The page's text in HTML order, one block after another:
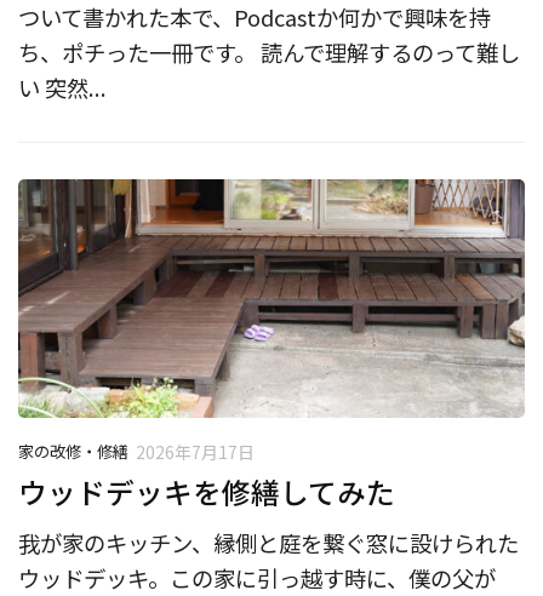
ついて書かれた本で、Podcastか何かで興味を持
ち、ポチった一冊です。 読んで理解するのって難し
い 突然...
家の改修・修繕 2026年7月17日
ウッドデッキを修繕してみた
我が家のキッチン、縁側と庭を繋ぐ窓に設けられた
ウッドデッキ。この家に引っ越す時に、僕の父が